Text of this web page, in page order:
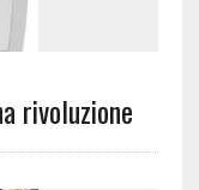
rivoluzione